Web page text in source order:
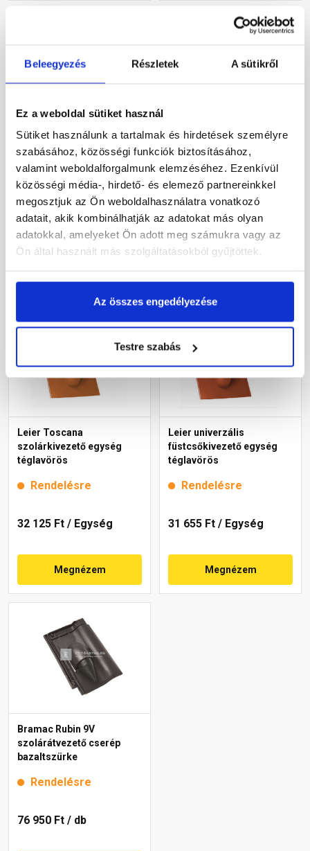
Beleegyezés Részletek A sütikről
Ez a weboldal sütiket használ
Sütiket használunk a tartalmak és hirdetések személyre
szabásához, közösségi funkciók biztosításához,
valamint weboldalforgalmunk elemzéséhez. Ezenkívül
közösségi média-, hirdető- és elemező partnereinkkel
megosztjuk az Ön weboldalhasználatra vonatkozó
adatait, akik kombinálhatják az adatokat más olyan
adatokkal, amelyeket Ön adott meg számukra vagy az
Ön által használt más szolgáltatásokból gyűjtöttek.
Az összes engedélyezése
Testre szabás
Leier Toscana
szolárkivezető egység
barna
Rendelésre
32 125 Ft
Bramac Rubin 9V
szolárátvezető cserép
ébenfekete
Rendelésre
Leier Toscana
szolárkivezető egység
téglavörös
Rendelésre
32 125 Ft / Egység
Megnézem
Leier univerzális
füstcsőkivezető egység
téglavörös
Rendelésre
31 655 Ft / Egység
Megnézem
Bramac Rubin 9V
szolárátvezető cserép
bazaltszürke
Rendelésre
76 950 Ft / db